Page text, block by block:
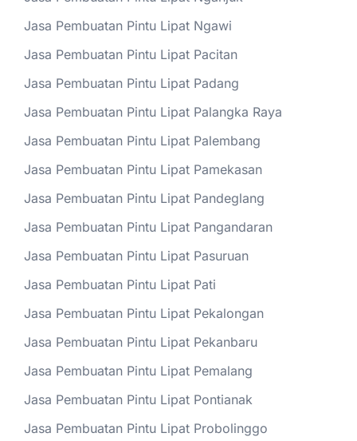
Jasa Pembuatan Pintu Lipat Ngawi
Jasa Pembuatan Pintu Lipat Pacitan
Jasa Pembuatan Pintu Lipat Padang
Jasa Pembuatan Pintu Lipat Palangka Raya
Jasa Pembuatan Pintu Lipat Palembang
Jasa Pembuatan Pintu Lipat Pamekasan
Jasa Pembuatan Pintu Lipat Pandeglang
Jasa Pembuatan Pintu Lipat Pangandaran
Jasa Pembuatan Pintu Lipat Pasuruan
Jasa Pembuatan Pintu Lipat Pati
Jasa Pembuatan Pintu Lipat Pekalongan
Jasa Pembuatan Pintu Lipat Pekanbaru
Jasa Pembuatan Pintu Lipat Pemalang
Jasa Pembuatan Pintu Lipat Pontianak
Jasa Pembuatan Pintu Lipat Probolinggo